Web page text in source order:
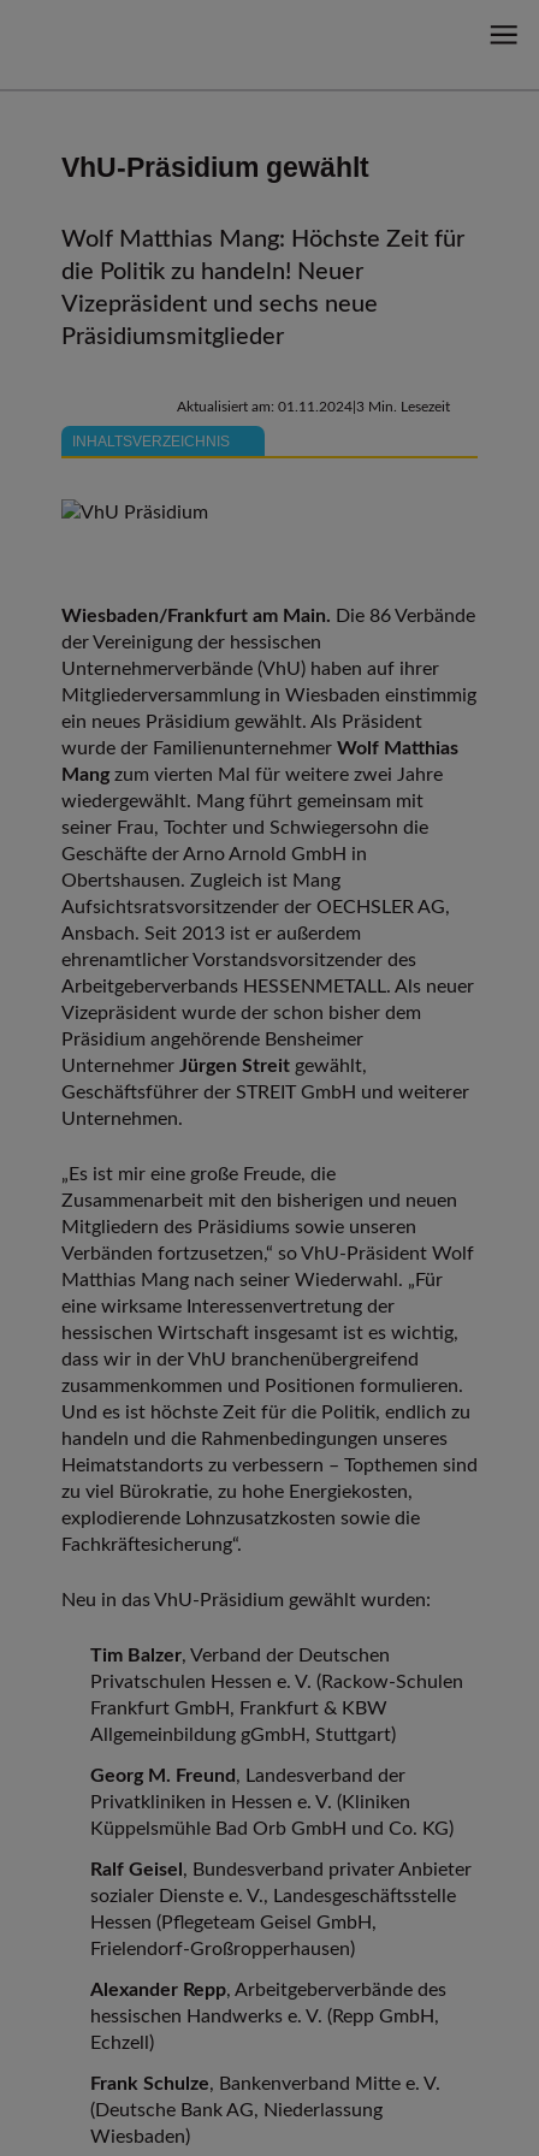
VhU-Präsidium gewählt
Wolf Matthias Mang: Höchste Zeit für
die Politik zu handeln! Neuer
Vizepräsident und sechs neue
Präsidiumsmitglieder
INHALTSVERZEICHNIS
Aktualisiert am: 01.11.2024 3 Min. Lesezeit
Wiesbaden/Frankfurt am Main. Die 86 Verbände
der Vereinigung der hessischen
Unternehmerverbände (VhU) haben auf ihrer
Mitgliederversammlung in Wiesbaden einstimmig
ein neues Präsidium gewählt. Als Präsident
wurde der Familienunternehmer Wolf Matthias
Mang zum vierten Mal für weitere zwei Jahre
wiedergewählt. Mang führt gemeinsam mit
seiner Frau, Tochter und Schwiegersohn die
Geschäfte der Arno Arnold GmbH in
Obertshausen. Zugleich ist Mang
Aufsichtsratsvorsitzender der OECHSLER AG,
Ansbach. Seit 2013 ist er außerdem
ehrenamtlicher Vorstandsvorsitzender des
Arbeitgeberverbands HESSENMETALL. Als neuer
Vizepräsident wurde der schon bisher dem
Präsidium angehörende Bensheimer
Unternehmer Jürgen Streit gewählt,
Geschäftsführer der STREIT GmbH und weiterer
Unternehmen.
„Es ist mir eine große Freude, die
Zusammenarbeit mit den bisherigen und neuen
Mitgliedern des Präsidiums sowie unseren
Verbänden fortzusetzen,“ so VhU-Präsident Wolf
Matthias Mang nach seiner Wiederwahl. „Für
eine wirksame Interessenvertretung der
hessischen Wirtschaft insgesamt ist es wichtig,
dass wir in der VhU branchenübergreifend
zusammenkommen und Positionen formulieren.
Und es ist höchste Zeit für die Politik, endlich zu
handeln und die Rahmenbedingungen unseres
Heimatstandorts zu verbessern – Topthemen sind
zu viel Bürokratie, zu hohe Energiekosten,
explodierende Lohnzusatzkosten sowie die
Fachkräftesicherung“.
Neu in das VhU-Präsidium gewählt wurden:
Tim Balzer, Verband der Deutschen
Privatschulen Hessen e. V. (Rackow-Schulen
Frankfurt GmbH, Frankfurt & KBW
Allgemeinbildung gGmbH, Stuttgart)
Georg M. Freund, Landesverband der
Privatkliniken in Hessen e. V. (Kliniken
Küppelsmühle Bad Orb GmbH und Co. KG)
Ralf Geisel , Bundesverband privater Anbieter
sozialer Dienste e. V., Landesgeschäftsstelle
Hessen (Pflegeteam Geisel GmbH,
Frielendorf-Großropperhausen)
Alexander Repp, Arbeitgeberverbände des
hessischen Handwerks e. V. (Repp GmbH,
Echzell)
Frank Schulze, Bankenverband Mitte e. V.
(Deutsche Bank AG, Niederlassung
Wiesbaden)